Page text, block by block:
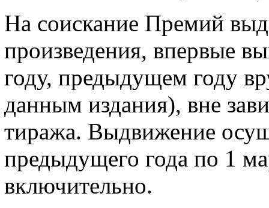
На соискание Премий
произведения, впервые
году, предыдущем году
данным издания), вне
тиража. Выдвижение
предыдущего года по 1
включительно.